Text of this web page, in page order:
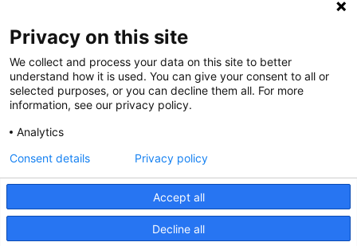
Whitepapers
Specification Tools
Jobs
News
Cases
Upcoming events
Contact us
Terms and conditions
CO2 awareness ladder
Politique de confidentialité
Signaler un incident de sécurité
Minkels utilise des cookies pour s'assurer que
vous avez la meilleure expérience possible sur
notre site web. Les cookies fonctionnels
assurent le bon fonctionnement du site web et
sont toujours utilisés. Minkels utilise également
des cookies analytiques, des cookies de médias
sociaux et des cookies pour la publicité et le
marketing.
Pour en savoir plus sur les différents types de
. Si vous ne souhaitez pas
accepter nos cookies (à l'exception des cookies
fonctionnels), cliquezici.
Privacy on this site
We collect and process your data on this site to better
understand how it is used. You can give your consent to all or
selected purposes, or you can decline them all. For more
information, see our privacy policy.
Analytics
Accept all
Decline all
Consent details Privacy policy